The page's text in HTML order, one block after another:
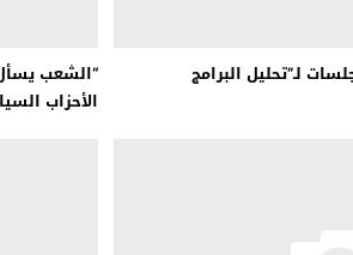
لـ”تحليل البرامج
“الشعب
الأحزاب